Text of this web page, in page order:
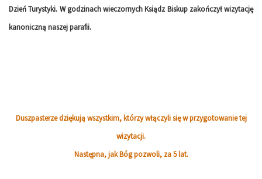
Dzień Turystyki. W godzinach wieczornych Ksiądz Biskup zakończył wizytację
kanoniczną naszej parafii.
Duszpasterze dziękują wszystkim, którzy włączyli się w przygotowanie tej
wizytacji.
Następna, jak Bóg pozwoli, za 5 lat.